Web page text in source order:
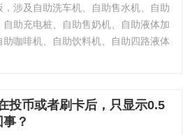
涉及自助洗车机、自助售水机、自助
助充电桩、自助售奶机、自助液体加
咖啡机、自助饮料机、自助四路液体
投币或者刷卡后，只显示0.5
？